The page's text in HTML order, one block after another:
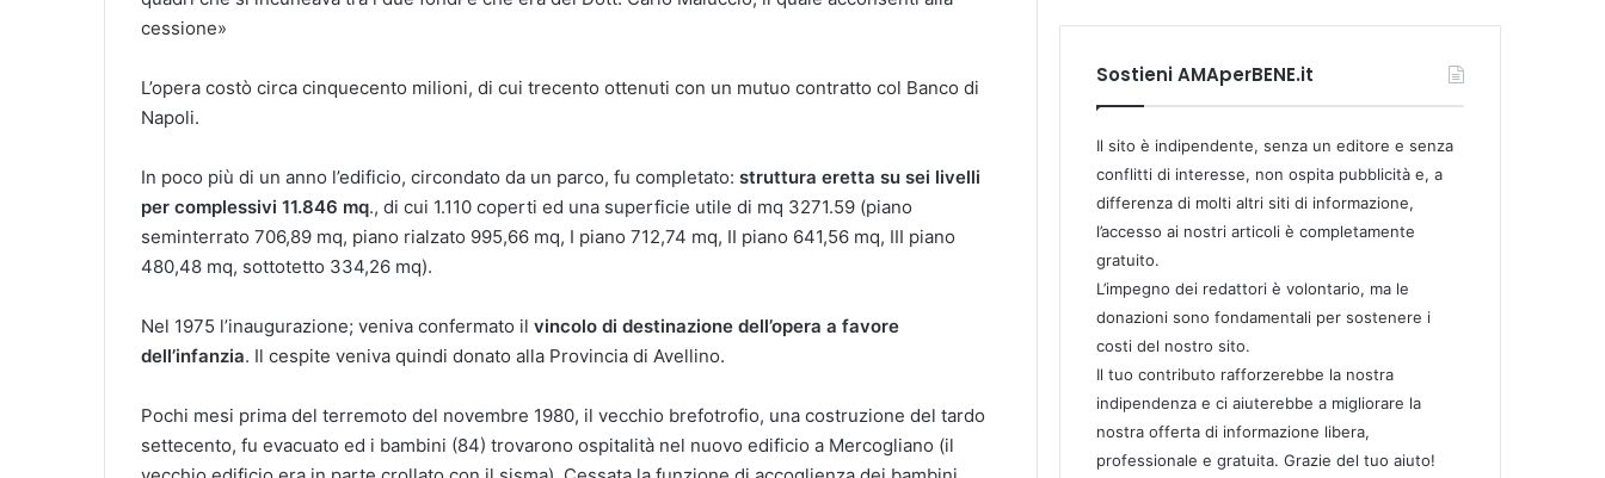
cessione»
L’opera costò circa cinquecento milioni, di cui trecento ottenuti con un mutuo contratto col Banco di
Napoli.
In poco più di un anno l’edificio, circondato da un parco, fu completato: struttura eretta su sei livelli
per complessivi 11.846 mq., di cui 1.110 coperti ed una superficie utile di mq 3271.59 (piano
seminterrato 706,89 mq, piano rialzato 995,66 mq, I piano 712,74 mq, II piano 641,56 mq, III piano
480,48 mq, sottotetto 334,26 mq).
Nel 1975 l’inaugurazione; veniva confermato il vincolo di destinazione dell’opera a favore
dell’infanzia. Il cespite veniva quindi donato alla Provincia di Avellino.
Pochi mesi prima del terremoto del novembre 1980, il vecchio brefotrofio, una costruzione del tardo
settecento, fu evacuato ed i bambini (84) trovarono ospitalità nel nuovo edificio a Mercogliano (il
Sostieni AMAperBENE.it
Il sito è indipendente, senza un editore e senza
conflitti di interesse, non ospita pubblicità e, a
differenza di molti altri siti di informazione,
l’accesso ai nostri articoli è completamente
gratuito.
L’impegno dei redattori è volontario, ma le
donazioni sono fondamentali per sostenere i
costi del nostro sito.
Il tuo contributo rafforzerebbe la nostra
indipendenza e ci aiuterebbe a migliorare la
nostra offerta di informazione libera,
professionale e gratuita. Grazie del tuo aiuto!